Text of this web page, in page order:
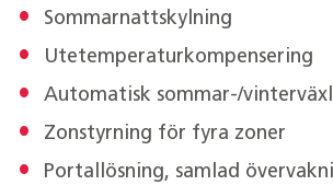
Sommarnattskylning
Utetemperaturkompensering
Automatisk sommar-/
Zonstyrning för fyra zoner
Portallösning, samlad